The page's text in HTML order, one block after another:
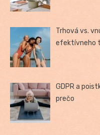
Trhová vs.
efektívneho
GDPR a
prečo